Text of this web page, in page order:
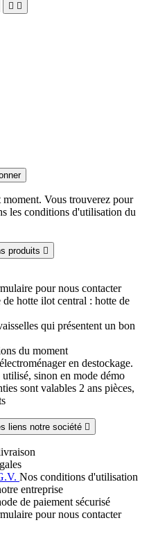
 
Vous trouverez pour
les conditions d'utilisation du
produits 
pour nous contacter
de hotte ilot central : hotte de
qui présentent un bon
du moment
en destockage.
sinon en mode démo
sont valables 2 ans pièces,
liens notre société 
Nos conditions d'utilisation
entreprise
de paiement sécurisé
pour nous contacter